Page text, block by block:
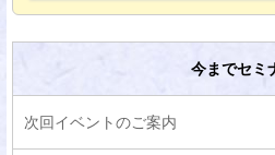
今までセミ
次回イベントのご案内